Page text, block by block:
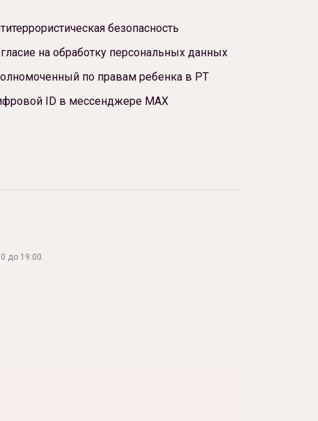
безопасность
на обработку персональных данных
по правам ребенка в РТ
ID в мессенджере МАХ
до 19:00.